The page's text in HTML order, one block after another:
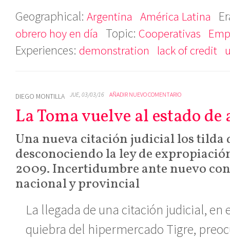
Geographical: Argentina América Latina
obrero hoy en día Topic: Cooperativas
Experiences: demonstration lack of credit
DIEGO MONTILLA JUE, 03/03/16 AÑADIR NUEVO COMENTARIO
La Toma vuelve al estado de
Una nueva citación judicial los tilda
desconociendo la ley de
2009. Incertidumbre ante nuevo
nacional y provincial
La llegada de una citación judicial, en
quiebra del hipermercado Tigre,